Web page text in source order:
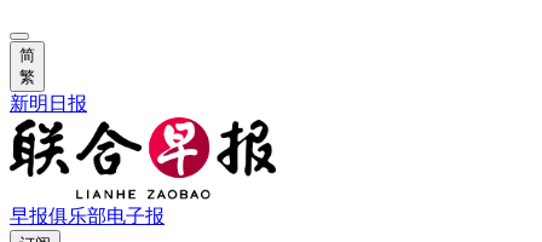
简
繁
新明日报
早报俱乐部电子报